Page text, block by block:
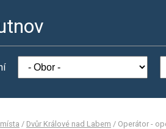
/ Dvůr Králové nad Labem / Operátor -